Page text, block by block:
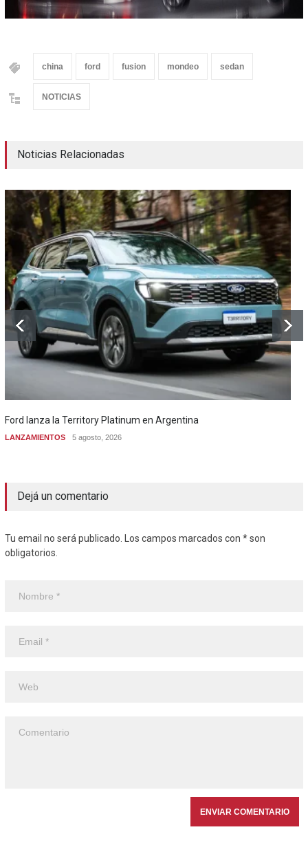
china ford fusion mondeo sedan
NOTICIAS
Noticias Relacionadas
Ford lanza la Territory Platinum en Argentina
LANZAMIENTOS 5 agosto, 2026
Dejá un comentario
Tu email no será publicado. Los campos marcados con * son
obligatorios.